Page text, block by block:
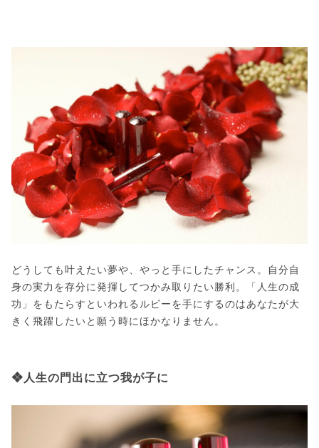
どうしても叶えたい夢や、やっと手にしたチャンス。自分自
身の実力を存分に発揮してつかみ取りたい勝利。「人生の成
功」をもたらすといわれるルビーを手にするのはあなたが大
きく飛躍したいと願う時にほかなりません。
❖人生の門出に立つ我が子に